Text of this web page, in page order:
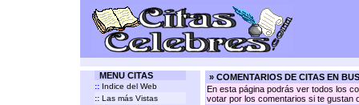
MENU CITAS
:: Indice del Web
:: Las más Vistas
» COMENTARIOS DE CITAS EN
En esta página podrás ver todos los
votar por los comentarios si te gustan